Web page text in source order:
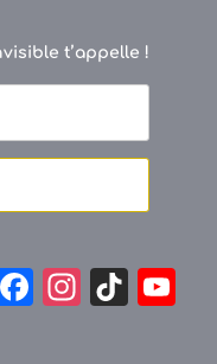
t’appelle !
F
In Ti